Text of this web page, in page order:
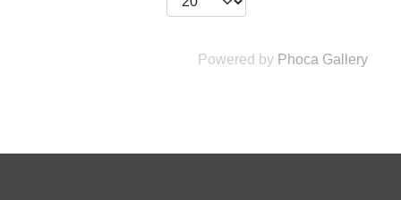
Powered by Phoca Gallery